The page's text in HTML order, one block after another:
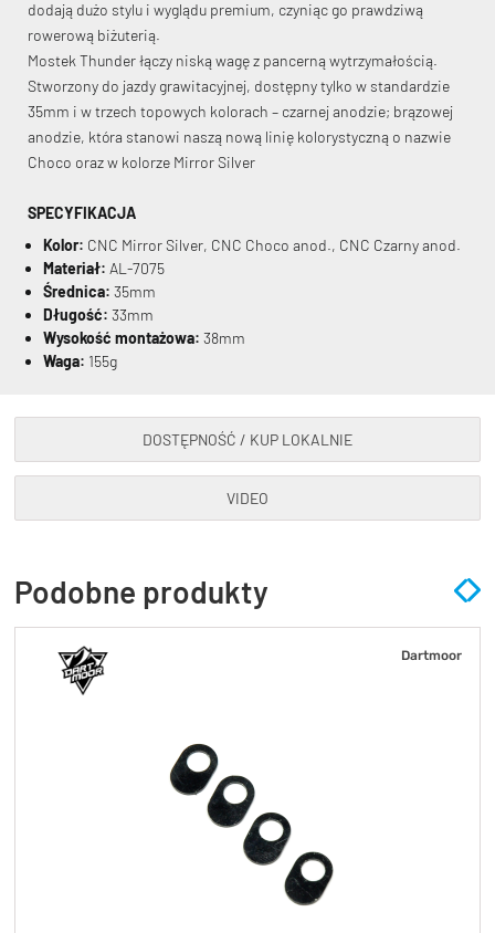
dodają dużo stylu i wyglądu premium, czyniąc go prawdziwą
rowerową biżuterią.
Mostek Thunder łączy niską wagę z pancerną wytrzymałością.
Stworzony do jazdy grawitacyjnej, dostępny tylko w standardzie
35mm i w trzech topowych kolorach – czarnej anodzie; brązowej
anodzie, która stanowi naszą nową linię kolorystyczną o nazwie
Choco oraz w kolorze Mirror Silver
SPECYFIKACJA
Kolor: CNC Mirror Silver, CNC Choco anod., CNC Czarny anod.
Materiał: AL-7075
Średnica: 35mm
Długość: 33mm
Wysokość montażowa: 38mm
Waga: 155g
DOSTĘPNOŚĆ / KUP LOKALNIE
VIDEO
Podobne produkty
Dartmoor